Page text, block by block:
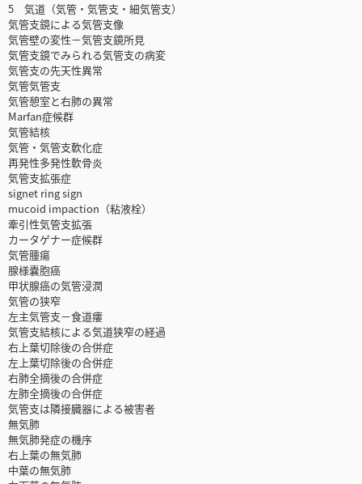
5 気道（気管・気管支・細気管支）
気管支鏡による気管支像
気管壁の変性－気管支鏡所見
気管支鏡でみられる気管支の病変
気管支の先天性異常
気管気管支
気管憩室と右肺の異常
Marfan症候群
気管結核
気管・気管支軟化症
再発性多発性軟骨炎
気管支拡張症
signet ring sign
mucoid impaction（粘液栓）
牽引性気管支拡張
カータゲナー症候群
気管腫瘍
腺様嚢胞癌
甲状腺癌の気管浸潤
気管の狭窄
左主気管支－食道瘻
気管支結核による気道狭窄の経過
右上葉切除後の合併症
左上葉切除後の合併症
右肺全摘後の合併症
左肺全摘後の合併症
気管支は隣接臓器による被害者
無気肺
無気肺発症の機序
右上葉の無気肺
中葉の無気肺